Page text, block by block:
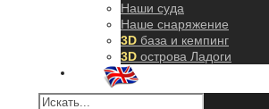
Наши суда
Наше снаряжение
3D база и кемпинг
3D острова Ладоги